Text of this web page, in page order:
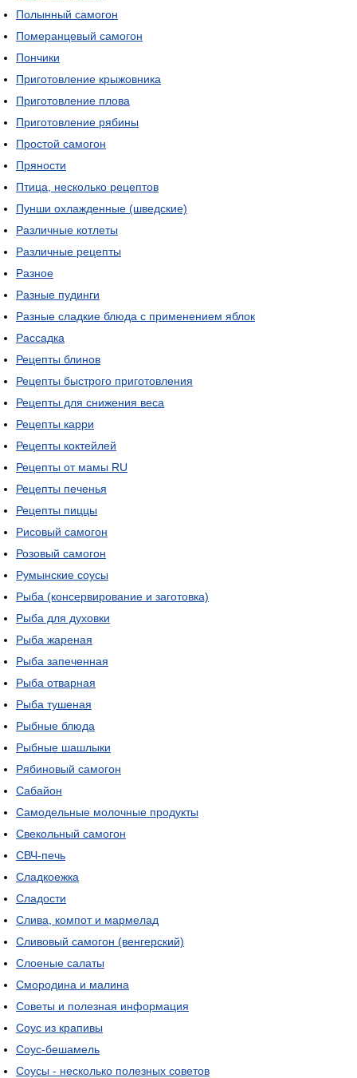
Полынный самогон
Померанцевый самогон
Пончики
Приготовление крыжовника
Приготовление плова
Приготовление рябины
Простой самогон
Пряности
Птица, несколько рецептов
Пунши охлажденные (шведские)
Различные котлеты
Различные рецепты
Разное
Разные пудинги
Разные сладкие блюда с применением яблок
Рассадка
Рецепты блинов
Рецепты быстрого приготовления
Рецепты для снижения веса
Рецепты карри
Рецепты коктейлей
Рецепты от мамы RU
Рецепты печенья
Рецепты пиццы
Рисовый самогон
Розовый самогон
Румынские соусы
Рыба (консервирование и заготовка)
Рыба для духовки
Рыба жареная
Рыба запеченная
Рыба отварная
Рыба тушеная
Рыбные блюда
Рыбные шашлыки
Рябиновый самогон
Сабайон
Самодельные молочные продукты
Свекольный самогон
СВЧ-печь
Сладкоежка
Сладости
Слива, компот и мармелад
Сливовый самогон (венгерский)
Слоеные салаты
Смородина и малина
Советы и полезная информация
Соус из крапивы
Соус-бешамель
Соусы - несколько полезных советов